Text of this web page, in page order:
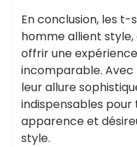
En conclusion, les
homme allient
offrir une
incomparable.
leur allure
indispensables
apparence et
style.